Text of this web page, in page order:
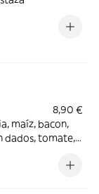
8,90 €
maíz, bacon,
dados, tomate,